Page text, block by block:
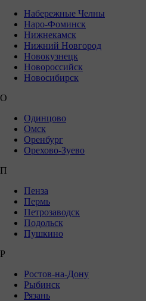
Набережные Челны
Наро-Фоминск
Нижнекамск
Нижний Новгород
Новокузнецк
Новороссийск
Новосибирск
О
Одинцово
Омск
Оренбург
Орехово-Зуево
П
Пенза
Пермь
Петрозаводск
Подольск
Пушкино
Р
Ростов-на-Дону
Рыбинск
Рязань